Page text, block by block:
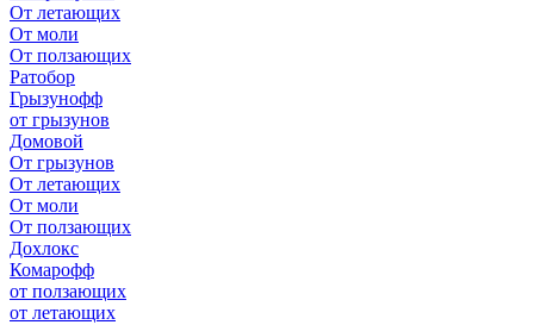
От летающих
От моли
От ползающих
Ратобор
Грызунофф
от грызунов
Домовой
От грызунов
От летающих
От моли
От ползающих
Дохлокс
Комарофф
от ползающих
от летающих